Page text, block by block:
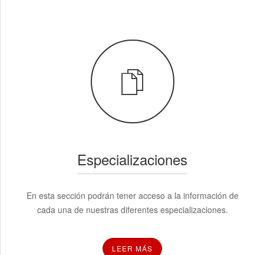
Especializaciones
En esta sección podrán tener acceso a la información de
cada una de nuestras diferentes especializaciones.
LEER MÁS